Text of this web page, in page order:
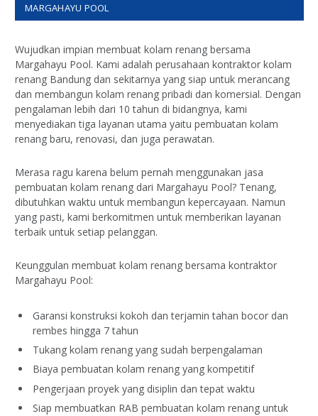
MARGAHAYU POOL
Wujudkan impian membuat kolam renang bersama
Margahayu Pool. Kami adalah perusahaan kontraktor kolam
renang Bandung dan sekitarnya yang siap untuk merancang
dan membangun kolam renang pribadi dan komersial. Dengan
pengalaman lebih dari 10 tahun di bidangnya, kami
menyediakan tiga layanan utama yaitu pembuatan kolam
renang baru, renovasi, dan juga perawatan.
Merasa ragu karena belum pernah menggunakan jasa
pembuatan kolam renang dari Margahayu Pool? Tenang,
dibutuhkan waktu untuk membangun kepercayaan. Namun
yang pasti, kami berkomitmen untuk memberikan layanan
terbaik untuk setiap pelanggan.
Keunggulan membuat kolam renang bersama kontraktor
Margahayu Pool:
Garansi konstruksi kokoh dan terjamin tahan bocor dan
rembes hingga 7 tahun
Tukang kolam renang yang sudah berpengalaman
Biaya pembuatan kolam renang yang kompetitif
Pengerjaan proyek yang disiplin dan tepat waktu
Siap membuatkan RAB pembuatan kolam renang untuk